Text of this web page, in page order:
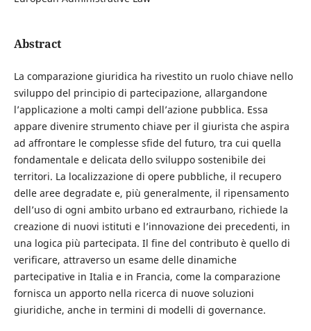
Abstract
La comparazione giuridica ha rivestito un ruolo chiave nello
sviluppo del principio di partecipazione, allargandone
l’applicazione a molti campi dell’azione pubblica. Essa
appare divenire strumento chiave per il giurista che aspira
ad affrontare le complesse sfide del futuro, tra cui quella
fondamentale e delicata dello sviluppo sostenibile dei
territori. La localizzazione di opere pubbliche, il recupero
delle aree degradate e, più generalmente, il ripensamento
dell’uso di ogni ambito urbano ed extraurbano, richiede la
creazione di nuovi istituti e l’innovazione dei precedenti, in
una logica più partecipata. Il fine del contributo è quello di
verificare, attraverso un esame delle dinamiche
partecipative in Italia e in Francia, come la comparazione
fornisca un apporto nella ricerca di nuove soluzioni
giuridiche, anche in termini di modelli di governance.